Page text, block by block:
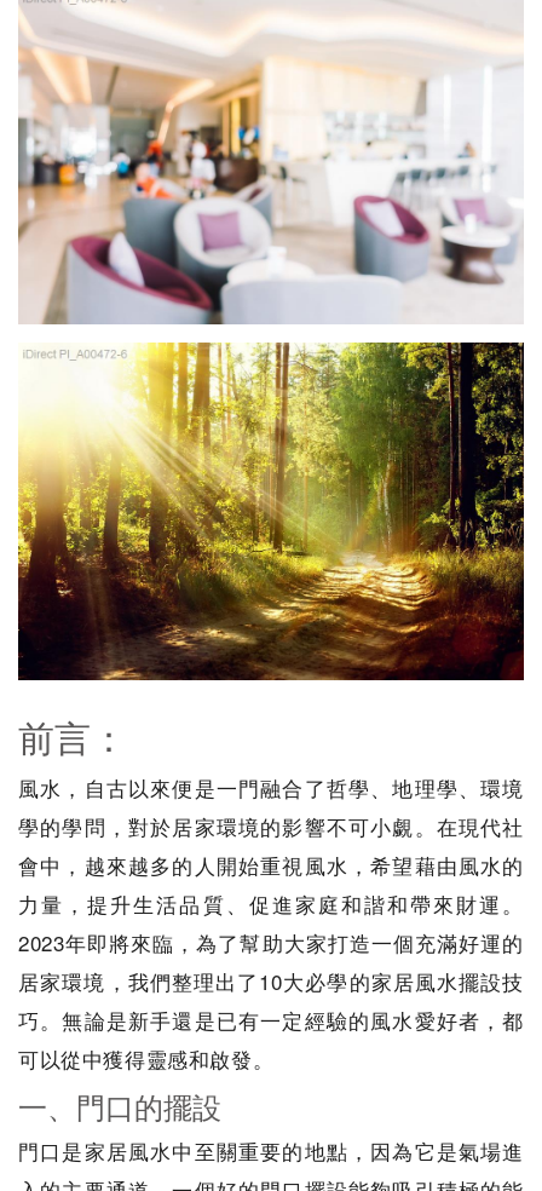
前言：
風水，自古以來便是一門融合了哲學、地理學、環境
學的學問，對於居家環境的影響不可小覷。在現代社
會中，越來越多的人開始重視風水，希望藉由風水的
力量，提升生活品質、促進家庭和諧和帶來財運。
2023年即將來臨，為了幫助大家打造一個充滿好運的
居家環境，我們整理出了10大必學的家居風水擺設技
巧。無論是新手還是已有一定經驗的風水愛好者，都
可以從中獲得靈感和啟發。
一、門口的擺設
門口是家居風水中至關重要的地點，因為它是氣場進